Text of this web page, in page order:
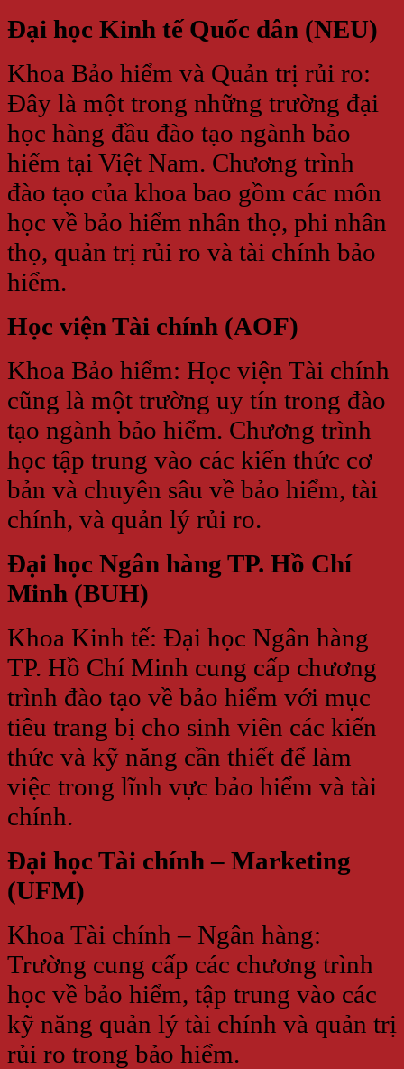
Đại học Kinh tế Quốc dân (NEU)
Khoa Bảo hiểm và Quản trị rủi ro:
Đây là một trong những trường đại
học hàng đầu đào tạo ngành bảo
hiểm tại Việt Nam. Chương trình
đào tạo của khoa bao gồm các môn
học về bảo hiểm nhân thọ, phi nhân
thọ, quản trị rủi ro và tài chính bảo
hiểm.
Học viện Tài chính (AOF)
Khoa Bảo hiểm: Học viện Tài chính
cũng là một trường uy tín trong đào
tạo ngành bảo hiểm. Chương trình
học tập trung vào các kiến thức cơ
bản và chuyên sâu về bảo hiểm, tài
chính, và quản lý rủi ro.
Đại học Ngân hàng TP. Hồ Chí
Minh (BUH)
Khoa Kinh tế: Đại học Ngân hàng
TP. Hồ Chí Minh cung cấp chương
trình đào tạo về bảo hiểm với mục
tiêu trang bị cho sinh viên các kiến
thức và kỹ năng cần thiết để làm
việc trong lĩnh vực bảo hiểm và tài
chính.
Đại học Tài chính – Marketing
(UFM)
Khoa Tài chính – Ngân hàng:
Trường cung cấp các chương trình
học về bảo hiểm, tập trung vào các
kỹ năng quản lý tài chính và quản trị
rủi ro trong bảo hiểm.